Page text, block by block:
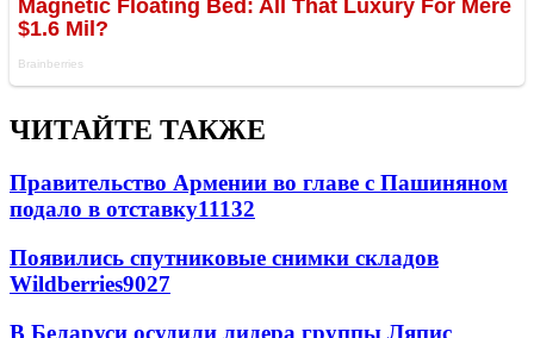
ЧИТАЙТЕ ТАКЖЕ
Правительство Армении во главе с Пашиняном
подало в отставку11132
Появились спутниковые снимки складов
Wildberries9027
В Беларуси осудили лидера группы Ляпис